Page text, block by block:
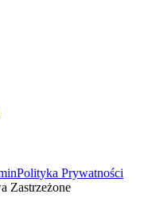
Polityka Prywatności
Zastrzeżone